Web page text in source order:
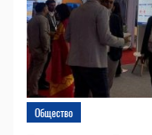
Общество